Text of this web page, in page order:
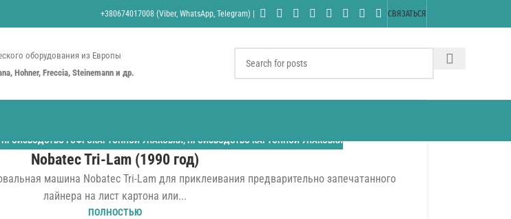
+380674017008 (Viber, WhatsApp, Telegram) | СВЯЗАТЬСЯ
оборудования из Европы
Hohner, Freccia, Steinemann и др.
ПРОИЗВОДСТВО ГОФРОКАРТОННОЙ УПАКОВКИ, ПРОИЗВОДСТВО КАРТОННОЙ УПАКОВКИ
Nobatec Tri-Lam (1990 год)
машина Nobatec Tri-Lam для приклеивания предварительно запечатанного
лайнера на лист картона или...
ПОЛНОСТЬЮ